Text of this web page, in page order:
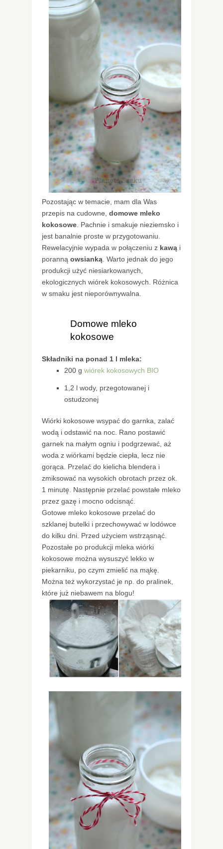
Pozostając w temacie, mam dla Was
przepis na cudowne, domowe mleko
kokosowe. Pachnie i smakuje nieziemsko i
jest banalnie proste w przygotowaniu.
Rewelacyjnie wypada w połączeniu z kawą i
poranną owsianką. Warto jednak do jego
produkcji użyć niesiarkowanych,
ekologicznych wiórek kokosowych. Różnica
w smaku jest nieporównywalna.
Domowe mleko
kokosowe
Składniki na ponad 1 l mleka:
200 g wiórek kokosowych BIO
1,2 l wody, przegotowanej i
ostudzonej
Wiórki kokosowe wsypać do garnka, zalać
wodą i odstawić na noc. Rano postawić
garnek na małym ogniu i podgrzewać, aż
woda z wiórkami będzie ciepła, lecz nie
gorąca. Przelać do kielicha blendera i
zmiksować na wysokich obrotach przez ok.
1 minutę. Następnie przelać powstałe mleko
przez gazę i mocno odcisnąć.
Gotowe mleko kokosowe przelać do
szklanej butelki i przechowywać w lodówce
do kilku dni. Przed użyciem wstrząsnąć.
Pozostałe po produkcji mleka wiórki
kokosowe można wysuszyć lekko w
piekarniku, po czym zmielić na mąkę.
Można też wykorzystać je np. do pralinek,
które już niebawem na blogu!